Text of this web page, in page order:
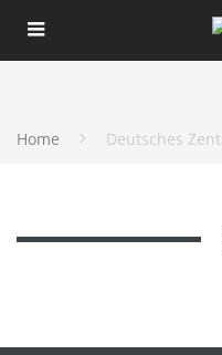
Home Deutsches